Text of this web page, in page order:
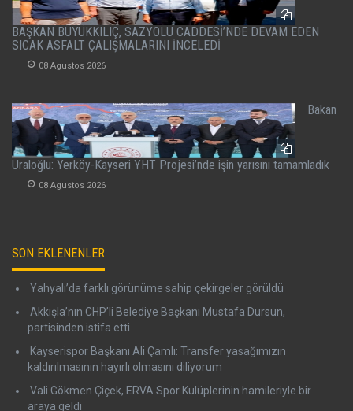
BAŞKAN BÜYÜKKILIÇ, SAZYOLU CADDESİ’NDE DEVAM EDEN
SICAK ASFALT ÇALIŞMALARINI İNCELEDİ
08 Agustos 2026
Bakan
Uraloğlu: Yerköy-Kayseri YHT Projesi’nde işin yarısını tamamladık
08 Agustos 2026
SON EKLENENLER
Yahyalı’da farklı görünüme sahip çekirgeler görüldü
Akkışla’nın CHP’li Belediye Başkanı Mustafa Dursun,
partisinden istifa etti
Kayserispor Başkanı Ali Çamlı: Transfer yasağımızın
kaldırılmasının hayırlı olmasını diliyorum
Vali Gökmen Çiçek, ERVA Spor Kulüplerinin hamileriyle bir
araya geldi